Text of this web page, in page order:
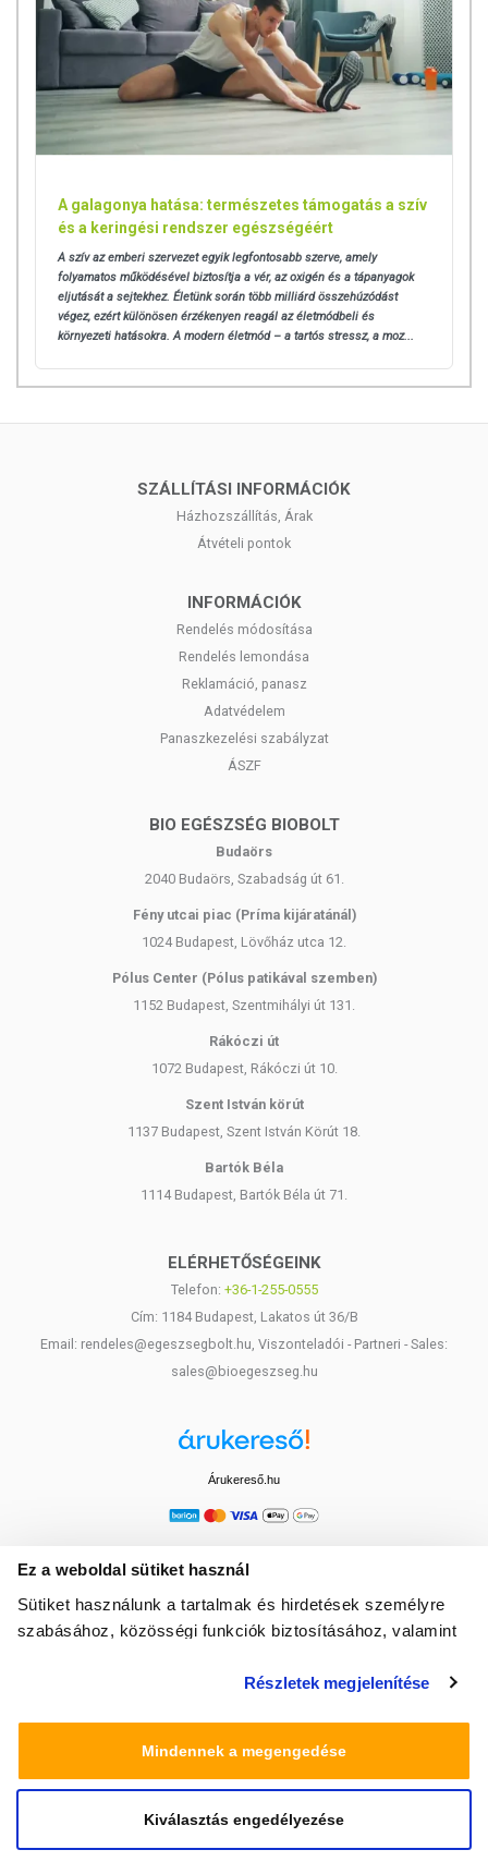
Ez a weboldal sütiket használ
Sütiket használunk a tartalmak és hirdetések személyre
szabásához, közösségi funkciók biztosításához, valamint
média-, hirdető- és elemező partnereinkkel megosztjuk az
amelyeket Ön adott meg számukra vagy az Ön által
használt más szolgáltatásokból gyűjtöttek.
Részletek megjelenítése
Mindennek a megengedése
Kiválasztás engedélyezése
A galagonya hatása: természetes támogatás a szív
és a keringési rendszer egészségéért
A szív az emberi szervezet egyik legfontosabb szerve, amely
folyamatos működésével biztosítja a vér, az oxigén és a tápanyagok
eljutását a sejtekhez. Életünk során több milliárd összehúzódást
végez, ezért különösen érzékenyen reagál az életmódbeli és
környezeti hatásokra. A modern életmód – a tartós stressz, a moz...
SZÁLLÍTÁSI INFORMÁCIÓK
Házhozszállítás, Árak
Átvételi pontok
INFORMÁCIÓK
Rendelés módosítása
Rendelés lemondása
Reklamáció, panasz
Adatvédelem
Panaszkezelési szabályzat
ÁSZF
BIO EGÉSZSÉG BIOBOLT
Budaörs
2040 Budaörs, Szabadság út 61.
Fény utcai piac (Príma kijáratánál)
1024 Budapest, Lövőház utca 12.
Pólus Center (Pólus patikával szemben)
1152 Budapest, Szentmihályi út 131.
Rákóczi út
1072 Budapest, Rákóczi út 10.
Szent István körút
1137 Budapest, Szent István Körút 18.
Bartók Béla
1114 Budapest, Bartók Béla út 71.
ELÉRHETŐSÉGEINK
Telefon: +36-1-255-0555
Cím: 1184 Budapest, Lakatos út 36/B
Email: rendeles@egeszsegbolt.hu, Viszonteladói - Partneri - Sales:
sales@bioegeszseg.hu
Árukereső.hu